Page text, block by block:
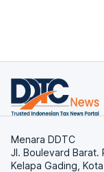
Menara DDTC
Jl. Boulevard Barat.
Kelapa Gading,